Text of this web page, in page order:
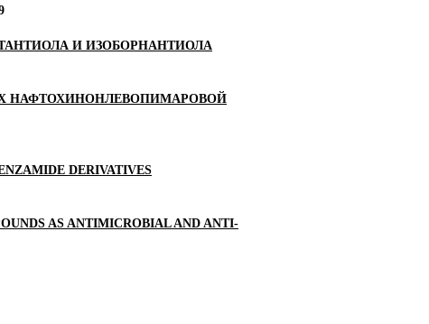
И ИЗОБОРНАНТИОЛА
НАФТОХИНОНЛЕВОПИМАРОВОЙ
DERIVATIVES
AS ANTIMICROBIAL AND ANTI-